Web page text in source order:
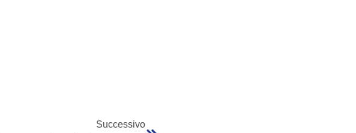
Successivo